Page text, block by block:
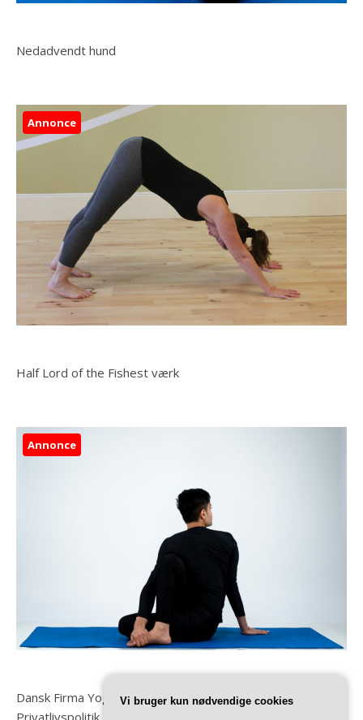
Nedadvendt hund
Annonce
Half Lord of the Fishest værk
Annonce
Dansk Firma Yoga
Privatlivspolitik
Vi bruger kun nødvendige cookies